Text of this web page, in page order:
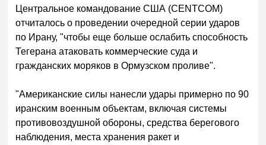
Центральное командование США (CENTCOM)
отчиталось о проведении очередной серии ударов
по Ирану, "чтобы еще больше ослабить способность
Тегерана атаковать коммерческие суда и
гражданских моряков в Ормузском проливе".
"Американские силы нанесли удары примерно по 90
иранским военным объектам, включая системы
противовоздушной обороны, средства берегового
наблюдения, места хранения ракет и